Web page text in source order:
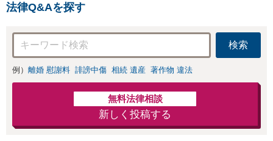
法律Q&Aを探す
検索
例） 離婚 慰謝料 誹謗中傷 相続 遺産 著作物 違法
無料法律相談
新しく投稿する